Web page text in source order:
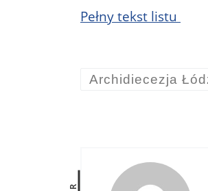
Pełny tekst listu
Archidiecezja